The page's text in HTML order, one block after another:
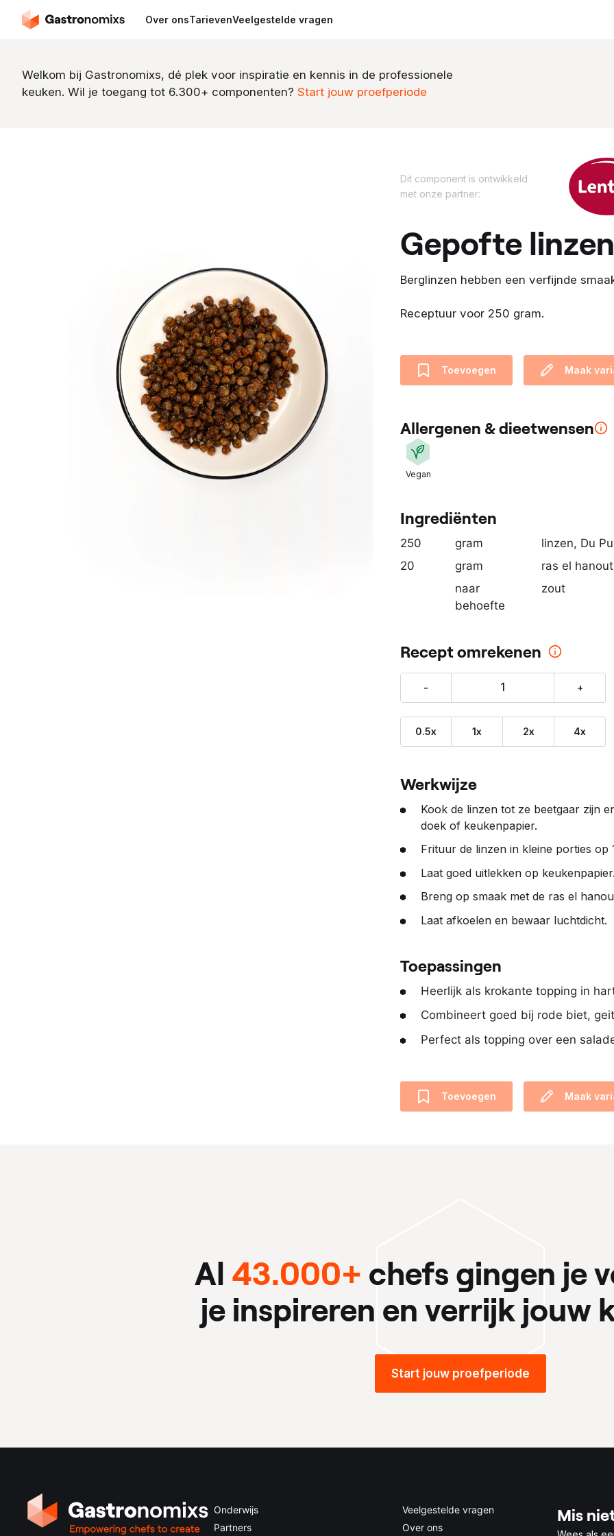
Over onsTarievenVeelgestelde vragen
Welkom bij Gastronomixs, dé plek voor inspiratie en kennis in de professionele
keuken. Wil je toegang tot 6.300+ componenten? Start jouw proefperiode
Dit component is ontwikkeld
met onze partner:
m
o
t
s
t
l
m
e
n
z
e
t
:
gepofte
Berglinzen hebben een verfijnde
Receptuur voor 250 gram.
Toevoegen Maak
Allergenen & dieetwensen
Vegan
Ingrediënten
250 gram
linzen, Du
20
gram
ras el hanout
naar
behoefte
zout
Recept omrekenen
- +
0.5x 1x 2x 4x
Werkwijze
Kook de linzen tot ze beetgaar zijn
doek of keukenpapier.
Frituur de linzen in kleine porties op
Laat goed uitlekken op keukenpapier.
Breng op smaak met de ras el
Laat afkoelen en bewaar luchtdicht.
Toepassingen
Heerlijk als krokante topping in
Combineert goed bij rode biet,
Perfect als topping over een
Toevoegen Maak
Al 43.000+ chefs gingen je
je inspireren en verrijk jouw
Start jouw proefperiode
Onderwijs
Partners
Veelgestelde vragen
Over ons
Mis